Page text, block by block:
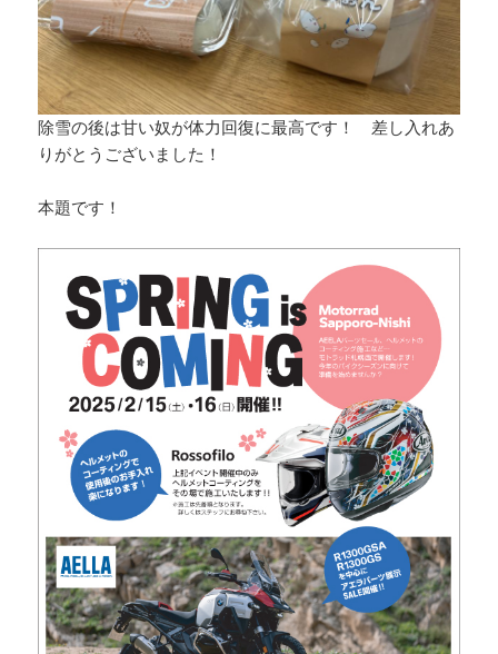
除雪の後は甘い奴が体力回復に最高です！ 差し入れあ
りがとうございました！
本題です！